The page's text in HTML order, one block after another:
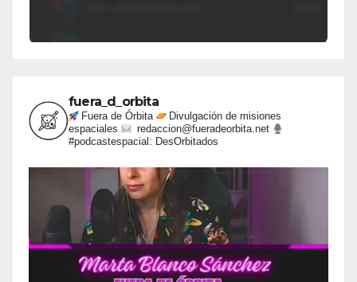
fuera_d_orbita
Fuera de Órbita
Divulgación de misiones
espaciales
redaccion@fueradeorbita.net
#podcastespacial: DesOrbitados